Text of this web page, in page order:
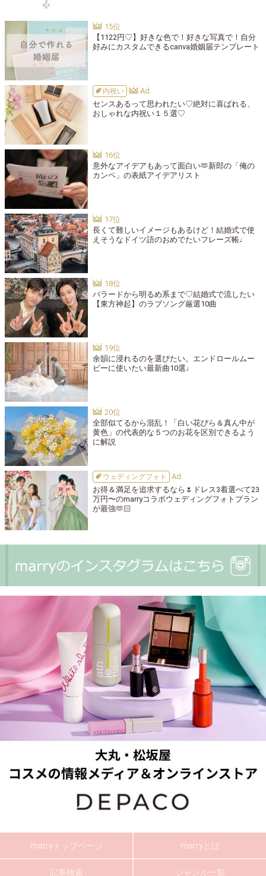
【1122円♡】好きな色で！好きな写真で！自分
好みにカスタムできるcanva婚姻届テンプレート
内祝い
センスあるって思われたい♡絶対に喜ばれる、
おしゃれな内祝い１５選♡
意外なアイデアもあって面白い🫶新郎の「俺の
カンペ」の表紙アイデアリスト
長くて難しいイメージもあるけど！結婚式で使
えそうなドイツ語のおめでたいフレーズ帳♩
バラードから明るめ系まで♡結婚式で流したい
【東方神起】のラブソング厳選10曲
余韻に浸れるのを選びたい。エンドロールムー
ビーに使いたい最新曲10選♩
全部似てるから混乱！「白い花びら＆真ん中が
黄色」の代表的な５つのお花を区別できるよう
に解説
ウェディングフォト
お得＆満足を追求するなら🌷ドレス3着選べて23
万円〜のmarryコラボウェディングフォトプラン
が最強🫶🏻
marryトップページ marryとは
記事検索 ジャンル一覧